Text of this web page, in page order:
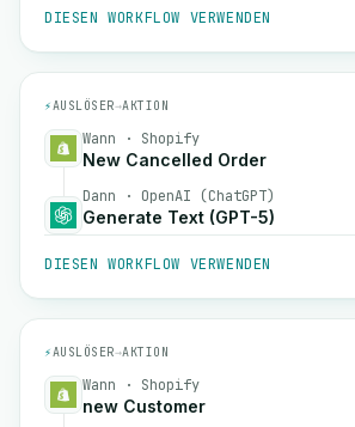
DIESEN WORKFLOW VERWENDEN
⚡AUSLÖSER→AKTION
Wann · Shopify
New Cancelled Order
Dann · OpenAI (ChatGPT)
Generate Text (GPT-5)
DIESEN WORKFLOW VERWENDEN
⚡AUSLÖSER→AKTION
Wann · Shopify
new Customer